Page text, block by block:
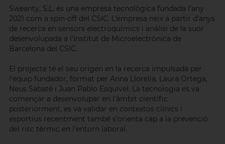
Sweanty, S.L. és una empresa tecnològica fundada l’any
2021 com a spin-off del CSIC. L’empresa neix a partir d’anys
de recerca en sensors electroquímics i anàlisi de la suor
desenvolupada a l’Institut de Microelectrònica de
Barcelona del CSIC.
El projecte té el seu origen en la recerca impulsada per
l’equip fundador, format per Anna Llorella, Laura Ortega,
Neus Sabaté i Juan Pablo Esquivel. La tecnologia es va
començar a desenvolupar en l’àmbit científic
posteriorment, es va validar en contextos clínics i
esportius recentment també s’orienta cap a la prevenció
del risc tèrmic en l’entorn laboral.